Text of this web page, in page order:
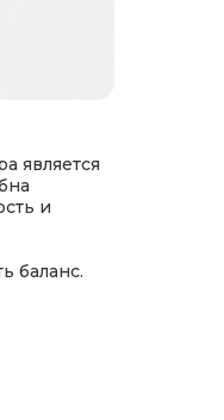
является
и
баланс.